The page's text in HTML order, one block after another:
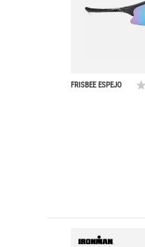
FRISBEE ESPEJO